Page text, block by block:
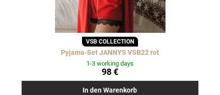
VSB COLLECTION
Pyjama-Set JANNYS VSB22 rot
1-3 working days
98 €
In den Warenkorb